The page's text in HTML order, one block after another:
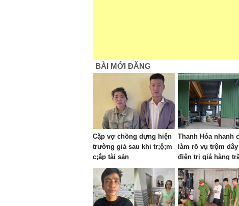
BÀI MỚI ĐĂNG
Cặp vợ chồng dựng hiện
trường giả sau khi tr;ộ;m
c;ắp tài sản
Thanh Hóa nhanh
làm rõ vụ trộm
điện trị giá hàng
triệu đồng